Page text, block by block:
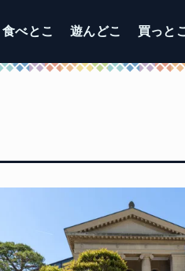
食べとこ 遊んどこ 買っとこ